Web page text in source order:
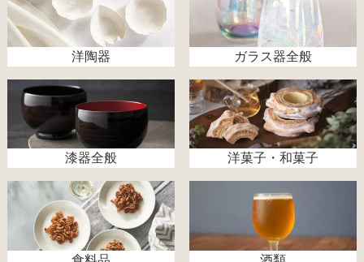
洋陶器 ガラス器全般
漆器全般 洋菓子・和菓子